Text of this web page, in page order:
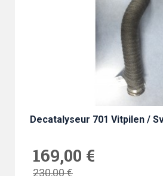
Decatalyseur 701 Vitpilen /
169,00 €
230,00 €